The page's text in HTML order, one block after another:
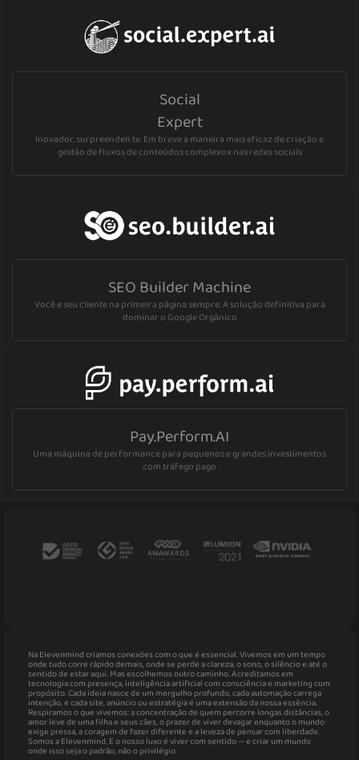
Social
Expert
Inovador, surpreenden te. Em breve a maneira mais eficaz de criação e
gestão de fluxos de conteúdos complexox nas redes sociais
SEO Builder Machine
Você e seu cliente na primeira página sempre. A solução definitiva para
dominar o Google Orgânico
Pay.Perform.AI
Uma máquina de performance para pequenos e grandes investimentos
com tráfego pago
Na Elevenmind criamos conexões com o que é essencial. Vivemos em um tempo
onde tudo corre rápido demais, onde se perde a clareza, o sono, o silêncio e até o
sentido de estar aqui. Mas escolhemos outro caminho. Acreditamos em
tecnologia com presença, inteligência artificial com consciência e marketing com
propósito. Cada ideia nasce de um mergulho profundo, cada automação carrega
intenção, e cada site, anúncio ou estratégia é uma extensão da nossa essência.
Respiramos o que vivemos: a concentração de quem percorre longas distâncias, o
amor leve de uma filha e seus cães, o prazer de viver devagar enquanto o mundo
exige pressa, a coragem de fazer diferente e a leveza de pensar com liberdade.
Somos a Elevenmind. E o nosso luxo é viver com sentido — e criar um mundo
onde isso seja o padrão, não o privilégio.